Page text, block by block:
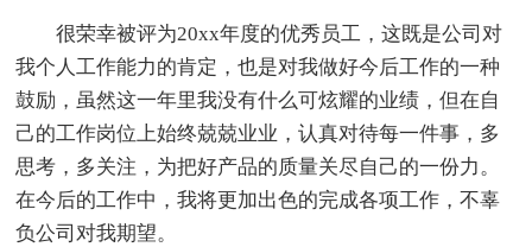
很荣幸被评为20xx年度的优秀员工，这既是公司对
我个人工作能力的肯定，也是对我做好今后工作的一种
鼓励，虽然这一年里我没有什么可炫耀的业绩，但在自
己的工作岗位上始终兢兢业业，认真对待每一件事，多
思考，多关注，为把好产品的质量关尽自己的一份力。
在今后的工作中，我将更加出色的完成各项工作，不辜
负公司对我期望。